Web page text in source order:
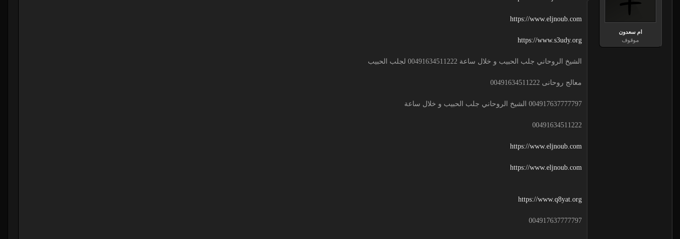
ام سعدون
موقوف
https://www.eljnoub.com
https://www.s3udy.org
الشيخ الروحاني جلب الحبيب و خلال ساعة 00491634511222 لجلب الحبيب
معالج روحانى 00491634511222
004917637777797 الشيخ الروحاني جلب الحبيب و خلال ساعة
00491634511222
https://www.eljnoub.com
https://www.eljnoub.com
https://www.q8yat.org
004917637777797